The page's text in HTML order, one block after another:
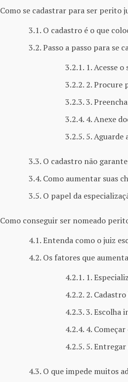
Como se cadastrar para ser perito
O cadastro é o que
Passo a passo para se
1. Acesse
2. Procure
3.
4. Anexe
5. Aguarde
O cadastro não
Como aumentar suas
O papel da
Como conseguir ser nomeado
Entenda como o juiz
Os fatores que
1.
2.
3. Escolha
4.
5.
O que impede muitos